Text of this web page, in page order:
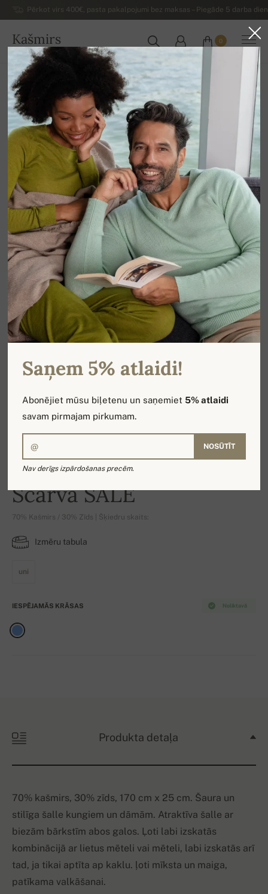
Pērkot virs 400€, pasta pakalpojumi bez maksas – Piegāde 5 darba
Kašmirs
LATVIJA
0
Uz mājām
-11%
Scarva SALE
70% Kašmirs / 30% Zīds | Šķiedru skaits:
Izmēru tabula
uni
Noliktavā
IESPĒJAMĀS KRĀSAS
Produkta detaļa
70% kašmirs, 30% zīds, 170 cm x 25 cm. Šaura un
stilīga šalle kungiem un dāmām. Atraktīva šalle ar
biezām bārkstīm abos galos. Ļoti labi izskatās
kombinācijā ar lietus mēteli vai mēteli, labi izskatās arī
tad, ja tikai aptīta ap kaklu. ļoti mīksta un maiga,
patīkama valkāšanai.
Saņem 5% atlaidi!
Abonējiet mūsu biļetenu un saņemiet5% atlaidi
savam pirmajam pirkumam.
NOSŪTĪT
Nav derīgs izpārdošanas precēm.